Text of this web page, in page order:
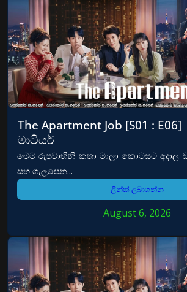
The Apartment Job [S01 :
මාටියර්
මෙම රුපවාහිනී කතා මාලා කොටසට
සහ ගැලපෙන...
ලින්ක් ලබාගන්න
August 6, 2026